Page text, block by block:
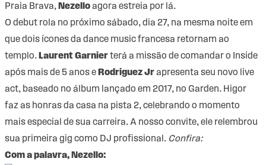
Praia Brava, Nezelloagora estreia por lá.
O debut rola no próximo sábado, dia 27, na mesma noite em
que dois ícones da dance music francesa retornam ao
templo. Laurent Garnierterá a missão de comandar o Inside
após mais de 5 anos e Rodriguez Jrapresenta seu novo live
act, baseado no álbum lançado em 2017, no Garden. Higor
faz as honras da casa na pista 2, celebrando o momento
mais especial de sua carreira. A nosso convite, ele relembrou
sua primeira gig como DJ profissional. Confira:
Com a palavra, Nezello: